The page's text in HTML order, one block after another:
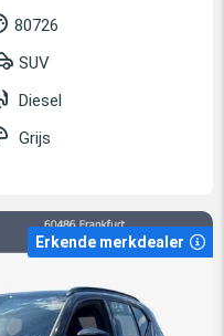
80726
SUV
Diesel
Grijs
Erkende merkdealer